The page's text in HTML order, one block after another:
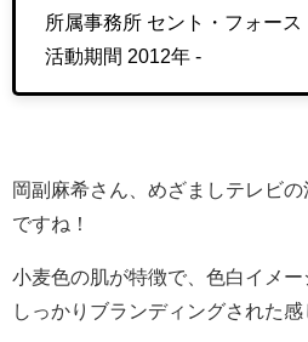
所属事務所 セント・フォース
活動期間 2012年 -
岡副麻希さん、めざましテレビ
ですね！
小麦色の肌が特徴で、色白イメ
しっかりブランディングされた感